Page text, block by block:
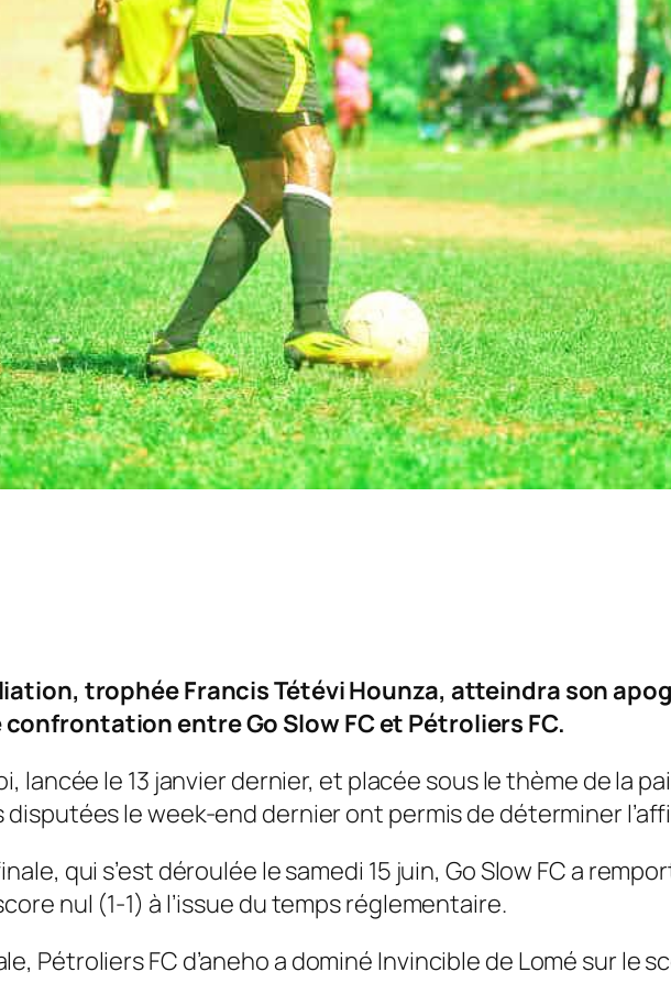
trophée Francis Tétévi Hounza, atteindra son
entre Go Slow FC et Pétroliers FC.
lancée le 13 janvier dernier, et placée sous le thème de la
le week-end dernier ont permis de déterminer
qui s’est déroulée le samedi 15 juin, Go Slow FC a
nul (1-1) à l’issue du temps réglementaire.
Pétroliers FC d’aneho a dominé Invincible de Lomé sur le